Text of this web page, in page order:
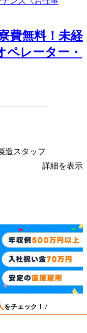
費無料！未経
ペレーター・
造スタッフ
詳細を表示
をチェック！ /